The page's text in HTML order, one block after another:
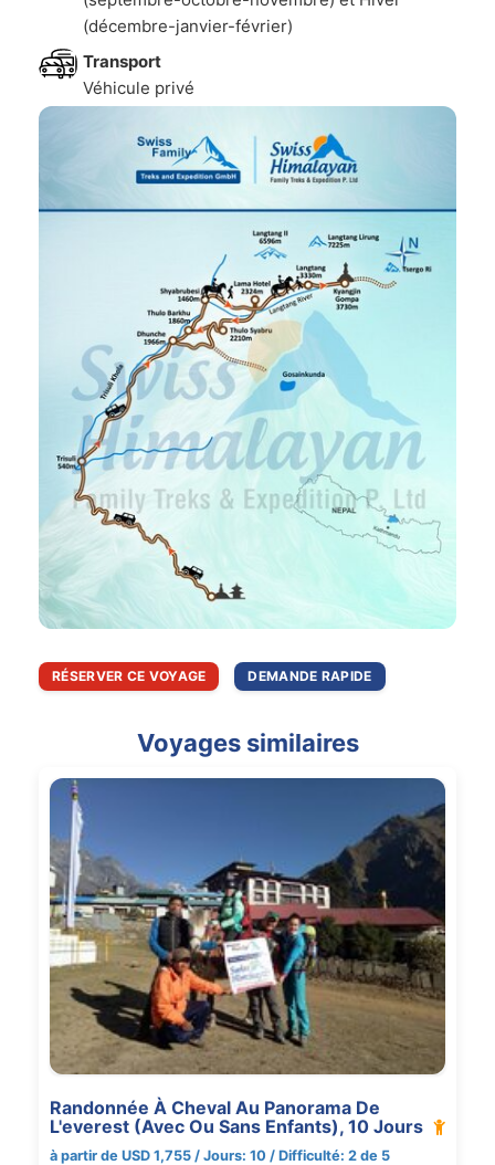
(décembre-janvier-février)
Transport
Véhicule privé
RÉSERVER CE VOYAGE DEMANDE RAPIDE
Voyages similaires
Randonnée À Cheval Au Panorama De
L'everest (Avec Ou Sans Enfants), 10 Jours
à partir de USD 1,755 / Jours: 10 / Difficulté: 2 de 5